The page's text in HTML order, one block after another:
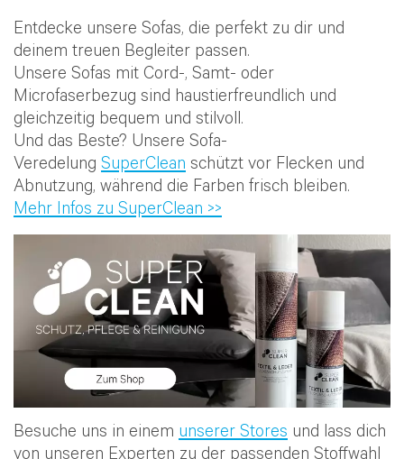
Entdecke unsere Sofas, die perfekt zu dir und
deinem treuen Begleiter passen.
Unsere Sofas mit Cord-, Samt- oder
Microfaserbezug sind haustierfreundlich und
gleichzeitig bequem und stilvoll.
Und das Beste? Unsere Sofa-
Veredelung SuperClean schützt vor Flecken und
Abnutzung, während die Farben frisch bleiben.
Mehr Infos zu SuperClean >>
Besuche uns in einem unserer Stores und lass dich
von unseren Experten zu der passenden Stoffwahl